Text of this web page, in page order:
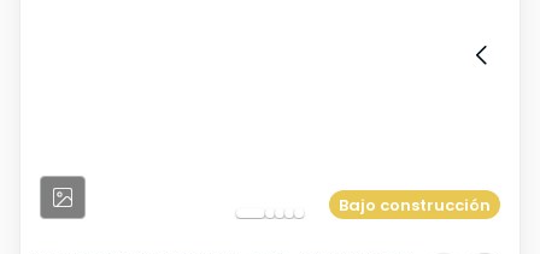
Bajo construcción